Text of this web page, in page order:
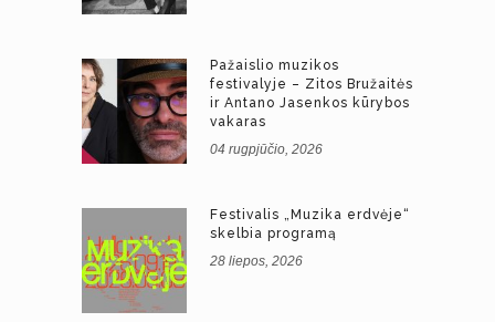
Pažaislio muzikos
festivalyje – Zitos Bružaitės
ir Antano Jasenkos kūrybos
vakaras
04 rugpjūčio, 2026
Festivalis „Muzika erdvėje“
skelbia programą
28 liepos, 2026